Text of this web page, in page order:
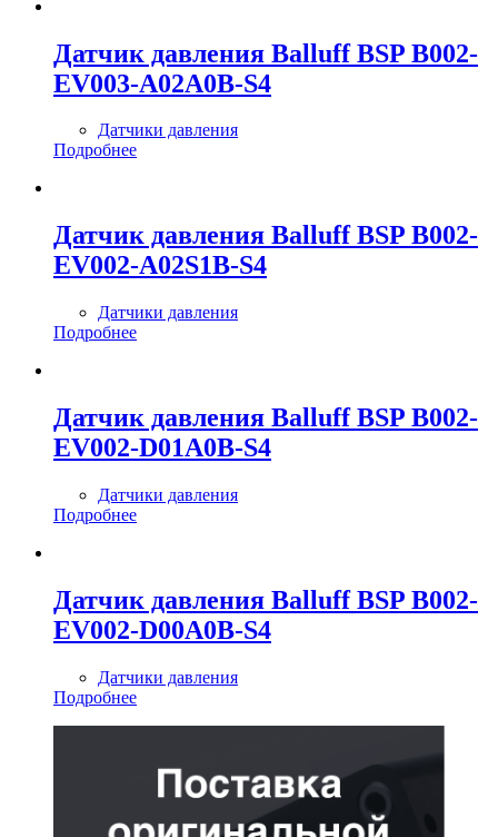
Датчик давления Balluff BSP B002-
EV003-A02A0B-S4
Датчики давления
Подробнее
Датчик давления Balluff BSP B002-
EV002-A02S1B-S4
Датчики давления
Подробнее
Датчик давления Balluff BSP B002-
EV002-D01A0B-S4
Датчики давления
Подробнее
Датчик давления Balluff BSP B002-
EV002-D00A0B-S4
Датчики давления
Подробнее